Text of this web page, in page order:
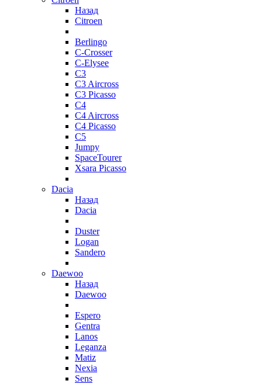
Назад
Citroen
Berlingo
C-Crosser
C-Elysee
C3
C3 Aircross
C3 Picasso
C4
C4 Aircross
C4 Picasso
C5
Jumpy
SpaceTourer
Xsara Picasso
Dacia
Назад
Dacia
Duster
Logan
Sandero
Daewoo
Назад
Daewoo
Espero
Gentra
Lanos
Leganza
Matiz
Nexia
Sens